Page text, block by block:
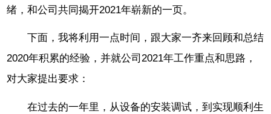
绪，和公司共同揭开2021年崭新的一页。
下面，我将利用一点时间，跟大家一齐来回顾和总结
2020年积累的经验，并就公司2021年工作重点和思路，
对大家提出要求：
在过去的一年里，从设备的安装调试，到实现顺利生